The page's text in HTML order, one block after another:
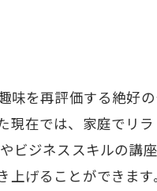
を再評価する絶好
在では、家庭でリ
ジネススキルの講
げることができま